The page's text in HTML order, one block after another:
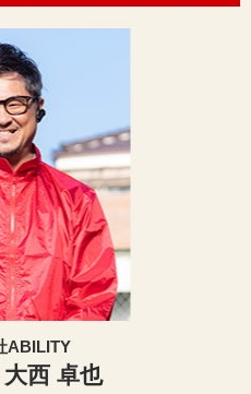
ABILITY
大西 卓也